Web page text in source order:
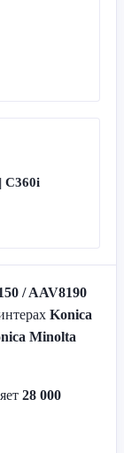
C360i
/ AAV8190
Konica
Minolta
28 000